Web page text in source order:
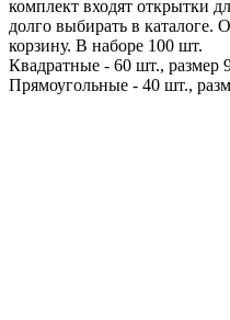
комплект входят открытки
долго выбирать в каталоге.
корзину. В наборе 100 шт.
Квадратные - 60 шт., размер
Прямоугольные - 40 шт.,